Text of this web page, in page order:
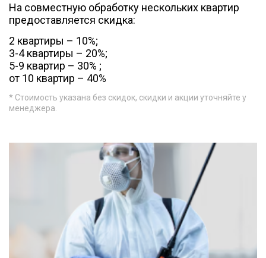
На совместную обработку нескольких квартир
предоставляется скидка:
2 квартиры – 10%;
3-4 квартиры – 20%;
5-9 квартир – 30% ;
от 10 квартир – 40%
* Стоимость указана без скидок, скидки и акции уточняйте у
менеджера.